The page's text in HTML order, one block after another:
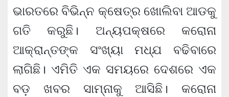
ଭାରତରେ ବିଭିନ୍ନ କ୍ଷେତ୍ର ଖୋଲିବା ଆଡକୁ
ଗତି କରୁଛି। ଅନ୍ୟପକ୍ଷରେ କରୋନା
ଆକ୍ରାନ୍ତଙ୍କ ସଂଖ୍ୟା ମଧ୍ଯ ବଢିବାରେ
ଲାଗିଛି। ଏମିତି ଏକ ସମୟରେ ଦେଶରେ ଏକ
ବଡ଼ ଖବର ସାମ୍ନାକୁ ଆସିଛି। କରୋନା